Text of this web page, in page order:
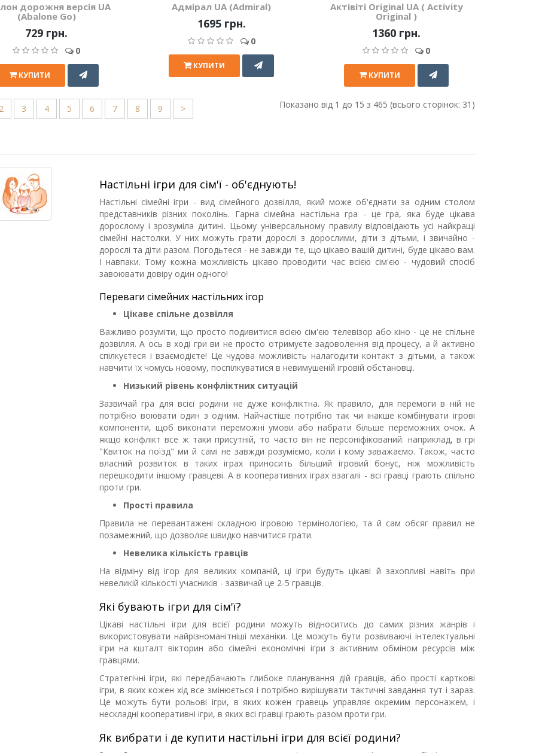
дорожня версія UA
(Abalone Go)
729 грн.
0
КУПИТИ
Адмірал UA (Admiral)
1695 грн.
0
КУПИТИ
Актівіті Original UA ( Activity
Original )
1360 грн.
0
КУПИТИ
3 4 5 6 7 8 9 > Показано від 1 до 15 з 465 (всього сторінок: 31)
Настільні ігри для сім'ї - об'єднують!
Настільні сімейні ігри - вид сімейного дозвілля, який може об'єднати за одним столом
представників різних поколінь. Гарна сімейна настільна гра - це гра, яка буде цікава
дорослому і зрозуміла дитині. Цьому універсальному правилу відповідають усі найкращі
сімейні настолки. У них можуть грати дорослі з дорослими, діти з дітьми, і звичайно -
дорослі та діти разом. Погодьтеся - не завжди те, що цікаво вашій дитині, буде цікаво вам.
І навпаки. Тому кожна можливість цікаво проводити час всією сім'єю - чудовий спосіб
завоювати довіру один одного!
Переваги сімейних настільних ігор
Цікаве спільне дозвілля
Важливо розуміти, що просто подивитися всією сім'єю телевізор або кіно - це не спільне
дозвілля. А ось в ході гри ви не просто отримуєте задоволення від процесу, а й активно
спілкуєтеся і взаємодієте! Це чудова можливість налагодити контакт з дітьми, а також
навчити їх чомусь новому, поспілкуватися в невимушеній ігровій обстановці.
Низький рівень конфліктних ситуацій
Зазвичай гра для всієї родини не дуже конфліктна. Як правило, для перемоги в ній не
потрібно воювати один з одним. Найчастіше потрібно так чи інакше комбінувати ігрові
компоненти, щоб виконати переможні умови або набрати більше переможних очок. А
якщо конфлікт все ж таки присутній, то часто він не персоніфікований: наприклад, в грі
"Квиток на поїзд" ми й самі не завжди розуміємо, коли і кому заважаємо. Також, часто
власний розвиток в таких іграх приносить більший ігровий бонус, ніж можливість
перешкодити іншому гравцеві. А в кооперативних іграх взагалі - всі гравці грають спільно
проти гри.
Прості правила
Правила не перевантажені складною ігровою термінологією, та й сам обсяг правил не
позамежний, що дозволяє швидко навчитися грати.
Невелика кількість гравців
На відміну від ігор для великих компаній, ці ігри будуть цікаві й захопливі навіть при
невеликій кількості учасників - зазвичай це 2-5 гравців.
Які бувають ігри для сім'ї?
Цікаві настільні ігри для всієї родини можуть відноситись до самих різних жанрів і
використовувати найрізноманітніші механіки. Це можуть бути розвиваючі інтелектуальні
ігри на кшталт вікторин або сімейні економічні ігри з активним обміном ресурсів між
гравцями.
Стратегічні ігри, які передбачають глибоке планування дій гравців, або прості карткові
ігри, в яких кожен хід все змінюється і потрібно вирішувати тактичні завдання тут і зараз.
Це можуть бути рольові ігри, в яких кожен гравець управляє окремим персонажем, і
нескладні кооперативні ігри, в яких всі гравці грають разом проти гри.
Як вибрати і де купити настільні ігри для всієї родини?